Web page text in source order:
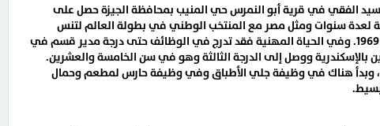
الفقي في قرية أبو النمرس حي المنيب بمحافظة الجيزة حصل على
لعدة سنوات ومثل مصر مع المنتخب الوطني في بطولة العالم لتنس
الطاولة بألمانيا الغربية عام 1969. وفي الحياة المهنية فقد تدرج في الوظائف حتى درجة مدير قسم في
بالإسكندرية ووصل إلى الدرجة الثالثة وهو في سن الخامسة والعشرين.
وبدأ هناك في وظيفة جلي الأطباق وفي وظيفة حارس لمطعم وحمال